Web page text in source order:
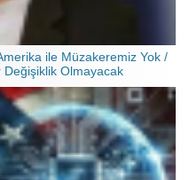
ile Müzakeremiz Yok /
Değişiklik Olmayacak